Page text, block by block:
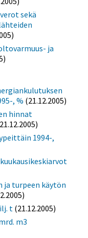
sekä
ja
, % (21.12.2005)
hinnat
1994-,
ja turpeen käytön
t(21.12.2005)
m3